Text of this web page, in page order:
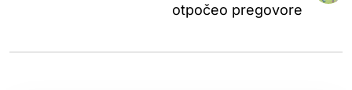
otpočeo pregovore